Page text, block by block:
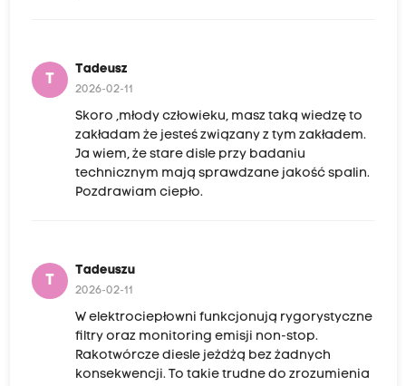
T
Tadeusz
2026-02-11
Skoro ,młody człowieku, masz taką wiedzę to
zakładam że jesteś związany z tym zakładem.
Ja wiem, że stare disle przy badaniu
technicznym mają sprawdzane jakość spalin.
Pozdrawiam ciepło.
T
Tadeuszu
2026-02-11
W elektrociepłowni funkcjonują rygorystyczne
filtry oraz monitoring emisji non-stop.
Rakotwórcze diesle jeżdżą bez żadnych
konsekwencji. To takie trudne do zrozumienia